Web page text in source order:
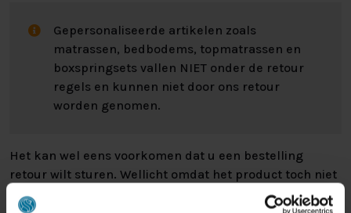
Gepersonaliseerde artikelen zoals
matrassen, bedbodems, topmatrassen en
boxspringsets vallen NIET onder de retour
regels en kunnen niet door ons retour
worden genomen.
Het kan wel eens voorkomen dat u een bestelling
retour wilt sturen. Wellicht omdat het product toch niet
bevalt of misschien dat er een andere reden is waarom